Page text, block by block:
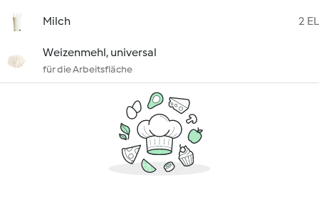
Milch 2 EL
Weizenmehl, universal
für die Arbeitsfläche